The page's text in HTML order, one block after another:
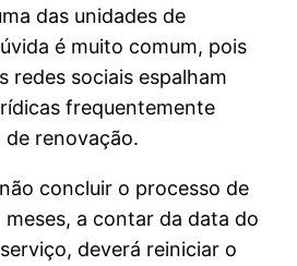
das unidades de
é muito comum, pois
redes sociais espalham
frequentemente
renovação.
concluir o processo de
meses, a contar da data do
deverá reiniciar o